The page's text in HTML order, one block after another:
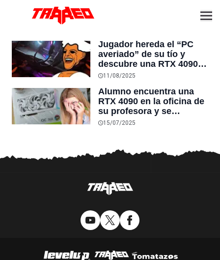
Jugador hereda el “PC
averiado” de su tío y
descubre una RTX 4090 y
hardware intacto en su
las escaleras y no
encendió”
11/08/2025
Alumno encuentra una
RTX 4090 en la oficina de
su profesora y se
sorprende al saber que
15/07/2025